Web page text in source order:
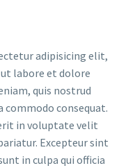
adipisicing elit,
labore et dolore
quis nostrud
commodo consequat.
in voluptate velit
Excepteur sint
in culpa qui officia